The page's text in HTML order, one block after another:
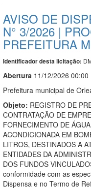
AVISO DE
N° 3/2026 |
PREFEITURA
Identificador desta licitação:
Abertura 11/12/2026 00:00
Prefeitura municipal de
Objeto: REGISTRO DE
CONTRATAÇÃO DE
FORNECIMENTO DE
ACONDICIONADA EM
LITROS, DESTINADOS A
ENTIDADES DA
DOS FUNDOS
conformidade com as
Dispensa e no Termo de